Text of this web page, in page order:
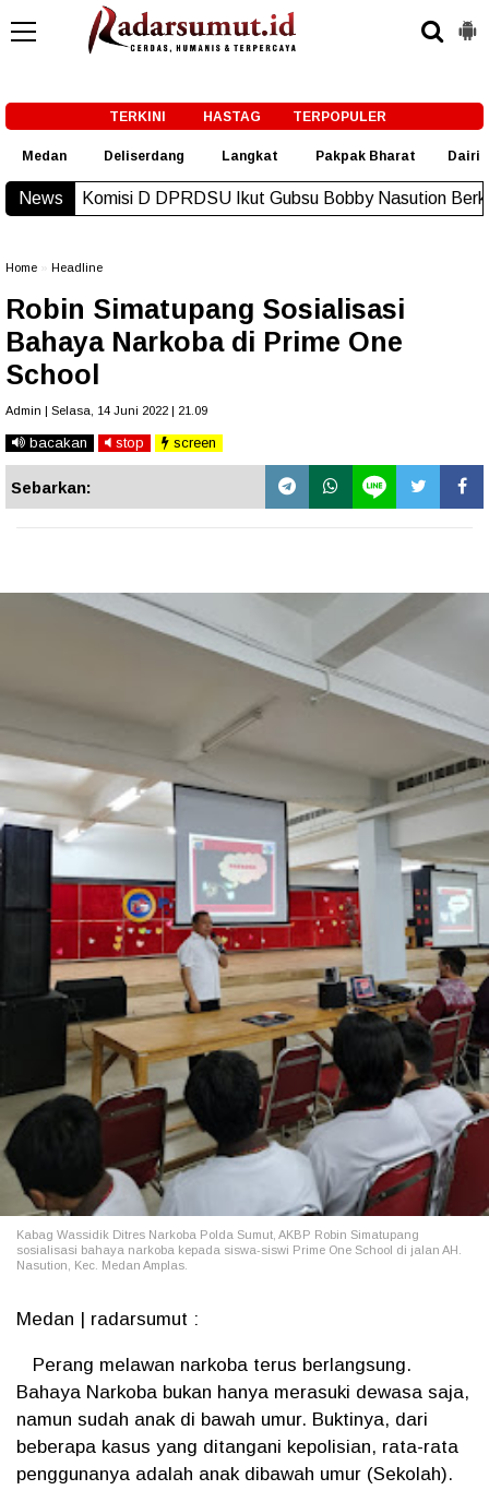
TERKINI HASTAG TERPOPULER
Medan Deliserdang Langkat Pakpak Bharat Dairi
News Ikut Gubsu Bobby Nasution Berkantor di Nias New!
Home Headline
Robin Simatupang Sosialisasi
Bahaya Narkoba di Prime One
School
Admin | Selasa, 14 Juni 2022 | 21.09
bacakan stop screen
Sebarkan:
Kabag Wassidik Ditres Narkoba Polda Sumut, AKBP Robin Simatupang
sosialisasi bahaya narkoba kepada siswa-siswi Prime One School di jalan AH.
Nasution, Kec. Medan Amplas.
Medan | radarsumut :
Perang melawan narkoba terus berlangsung.
Bahaya Narkoba bukan hanya merasuki dewasa saja,
namun sudah anak di bawah umur. Buktinya, dari
beberapa kasus yang ditangani kepolisian, rata-rata
penggunanya adalah anak dibawah umur (Sekolah).